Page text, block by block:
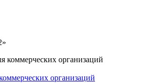
организаций